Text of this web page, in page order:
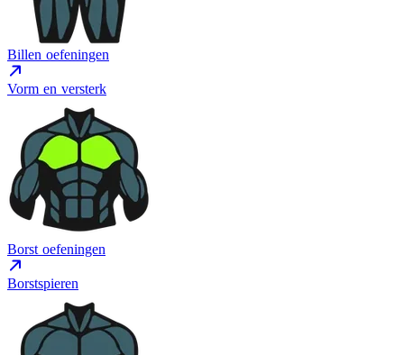
Billen oefeningen
Vorm en versterk
Borst oefeningen
Borstspieren